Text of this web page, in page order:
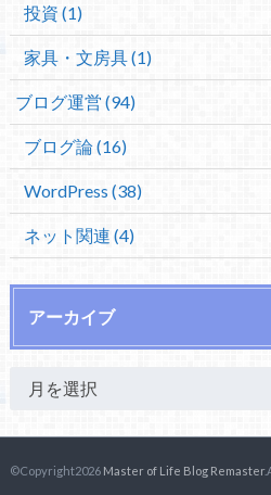
投資 (1)
家具・文房具 (1)
ブログ運営 (94)
ブログ論 (16)
WordPress (38)
ネット関連 (4)
アーカイブ
©Copyright2026 Master of Life Blog Remaster